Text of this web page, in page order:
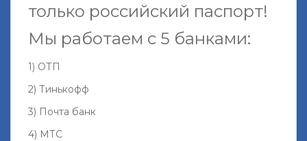
только российский паспорт!
Мы работаем с 5 банками:
1) ОТП
2) Тинькофф
3) Почта банк
4) МТС